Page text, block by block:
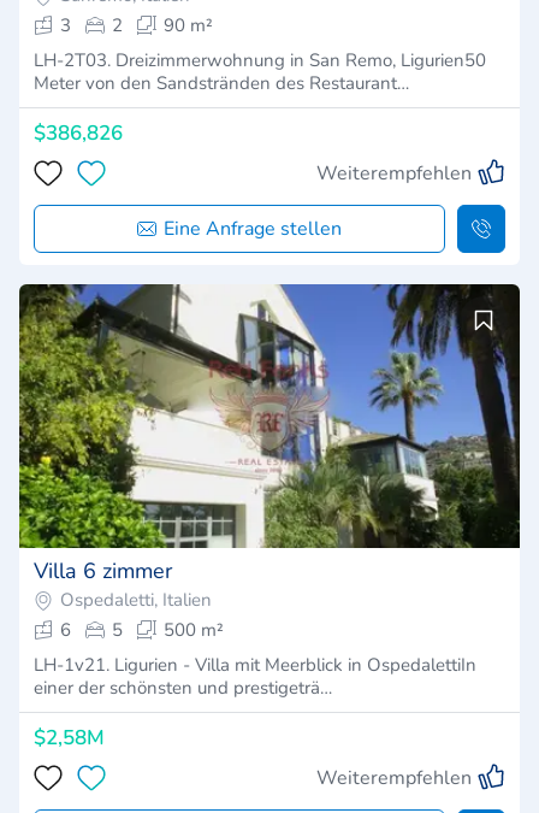
3
2
90 m²
LH-2T03. Dreizimmerwohnung in San Remo, Ligurien50
Meter von den Sandstränden des Restaurant…
$386,826
Weiterempfehlen
Eine Anfrage stellen
Villa 6 zimmer
Ospedaletti, Italien
6
5
500 m²
LH-1v21. Ligurien - Villa mit Meerblick in OspedalettiIn
einer der schönsten und prestigeträ…
$2,58M
Weiterempfehlen